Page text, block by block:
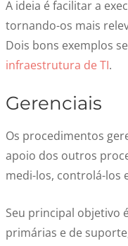
A ideia é facilitar a
tornando-os mais
Dois bons exemplos
infraestrutura de TI.
Gerenciais
Os procedimentos
apoio dos outros
medi-los, controlá-los
Seu principal objetivo
primárias e de